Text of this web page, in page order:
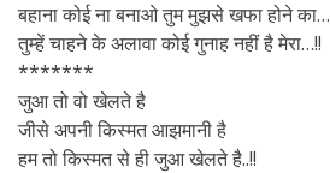
बहाना कोई ना बनाओ तुम मुझसे खफा होने का…
तुम्हें चाहने के अलावा कोई गुनाह नहीं है मेरा…!!
*******
जुआ तो वो खेलते है
जीसे अपनी किस्मत आझमानी है
हम तो किस्मत से ही जुआ खेलते है..!!